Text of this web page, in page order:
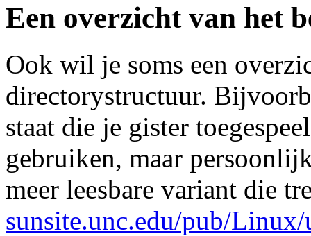
Een overzicht van het
Ook wil je soms een
directorystructuur.
staat die je gister
gebruiken, maar
meer leesbare variant die
sunsite.unc.edu/pub/